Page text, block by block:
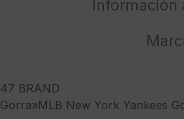
cantidad
Información
47 BRAND
Gorra»MLB New York Yankees